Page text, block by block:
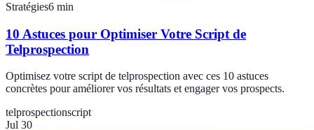
Stratégies6 min
10 Astuces pour Optimiser Votre Script de
Telprospection
Optimisez votre script de telprospection avec ces 10 astuces
concrètes pour améliorer vos résultats et engager vos prospects.
telprospectionscript
Jul 30